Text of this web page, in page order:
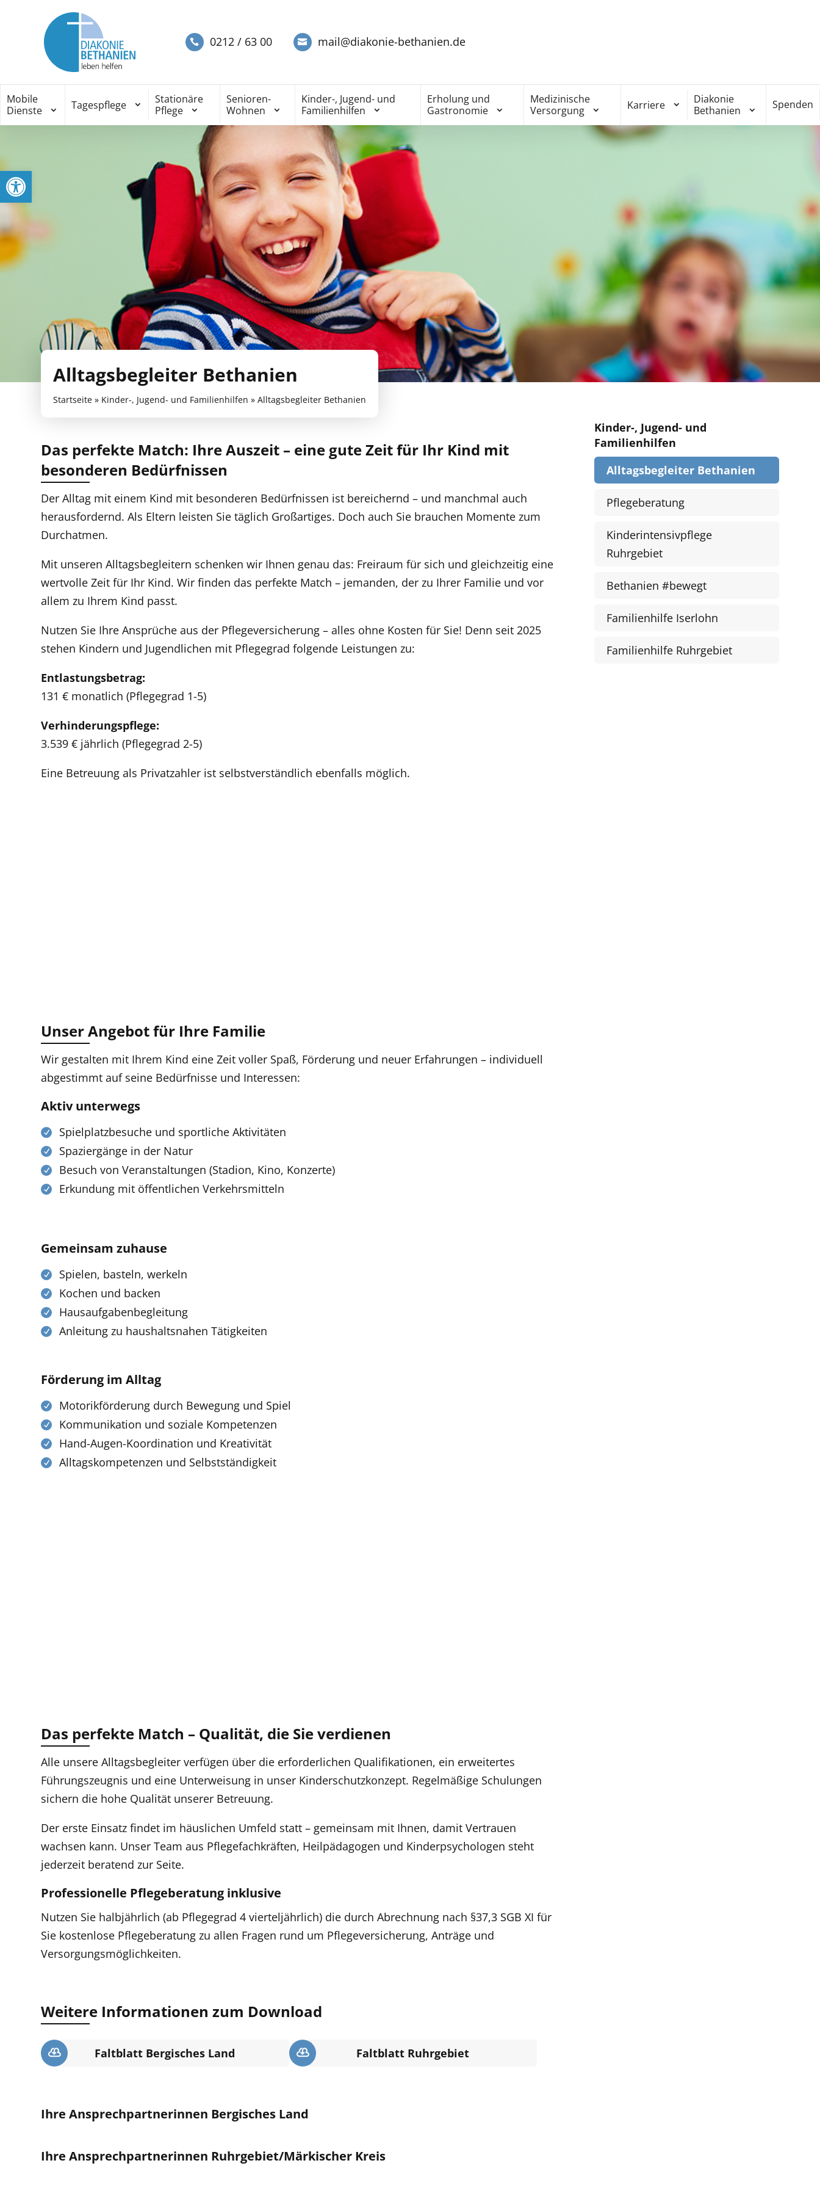
0212 / 63 00 mail@diakonie-bethanien.de
Mobile
Dienste
Tagespflege
Stationäre
Pflege
Senioren-
Wohnen
Kinder-, Jugend- und
Familienhilfen
Erholung und
Gastronomie
Medizinische
Versorgung
Karriere
Diakonie
Bethanien
Spenden
Alltagsbegleiter Bethanien
Startseite » Kinder-, Jugend- und Familienhilfen »Alltagsbegleiter Bethanien
Das perfekte Match: Ihre Auszeit – eine gute Zeit für Ihr Kind mit
besonderen Bedürfnissen
Der Alltag mit einem Kind mit besonderen Bedürfnissen ist bereichernd – und manchmal auch
herausfordernd. Als Eltern leisten Sie täglich Großartiges. Doch auch Sie brauchen Momente zum
Durchatmen.
Mit unseren Alltagsbegleitern schenken wir Ihnen genau das: Freiraum für sich und gleichzeitig eine
wertvolle Zeit für Ihr Kind. Wir finden das perfekte Match – jemanden, der zu Ihrer Familie und vor
allem zu Ihrem Kind passt.
Nutzen Sie Ihre Ansprüche aus der Pflegeversicherung – alles ohne Kosten für Sie! Denn seit 2025
stehen Kindern und Jugendlichen mit Pflegegrad folgende Leistungen zu:
Entlastungsbetrag:
131 € monatlich (Pflegegrad 1-5)
Verhinderungspflege:
3.539 € jährlich (Pflegegrad 2-5)
Eine Betreuung als Privatzahler ist selbstverständlich ebenfalls möglich.
Unser Angebot für Ihre Familie
Wir gestalten mit Ihrem Kind eine Zeit voller Spaß, Förderung und neuer Erfahrungen – individuell
abgestimmt auf seine Bedürfnisse und Interessen:
Aktiv unterwegs
Spielplatzbesuche und sportliche Aktivitäten
Spaziergänge in der Natur
Besuch von Veranstaltungen (Stadion, Kino, Konzerte)
Erkundung mit öffentlichen Verkehrsmitteln
Gemeinsam zuhause
Spielen, basteln, werkeln
Kochen und backen
Hausaufgabenbegleitung
Anleitung zu haushaltsnahen Tätigkeiten
Förderung im Alltag
Motorikförderung durch Bewegung und Spiel
Kommunikation und soziale Kompetenzen
Hand-Augen-Koordination und Kreativität
Alltagskompetenzen und Selbstständigkeit
Das perfekte Match – Qualität, die Sie verdienen
Alle unsere Alltagsbegleiter verfügen über die erforderlichen Qualifikationen, ein erweitertes
Führungszeugnis und eine Unterweisung in unser Kinderschutzkonzept. Regelmäßige Schulungen
sichern die hohe Qualität unserer Betreuung.
Der erste Einsatz findet im häuslichen Umfeld statt – gemeinsam mit Ihnen, damit Vertrauen
wachsen kann. Unser Team aus Pflegefachkräften, Heilpädagogen und Kinderpsychologen steht
jederzeit beratend zur Seite.
Professionelle Pflegeberatung inklusive
Nutzen Sie halbjährlich (ab Pflegegrad 4 vierteljährlich) die durch Abrechnung nach §37,3 SGB XI für
Sie kostenlose Pflegeberatung zu allen Fragen rund um Pflegeversicherung, Anträge und
Versorgungsmöglichkeiten.
Weitere Informationen zum Download
Faltblatt Bergisches Land Faltblatt Ruhrgebiet
Ihre Ansprechpartnerinnen Bergisches Land
Ihre Ansprechpartnerinnen Ruhrgebiet/Märkischer Kreis
Kinder-, Jugend- und
Familienhilfen
Alltagsbegleiter Bethanien
Pflegeberatung
Kinderintensivpflege
Ruhrgebiet
Bethanien #bewegt
Familienhilfe Iserlohn
Familienhilfe Ruhrgebiet
Werkzeugleiste öffnen